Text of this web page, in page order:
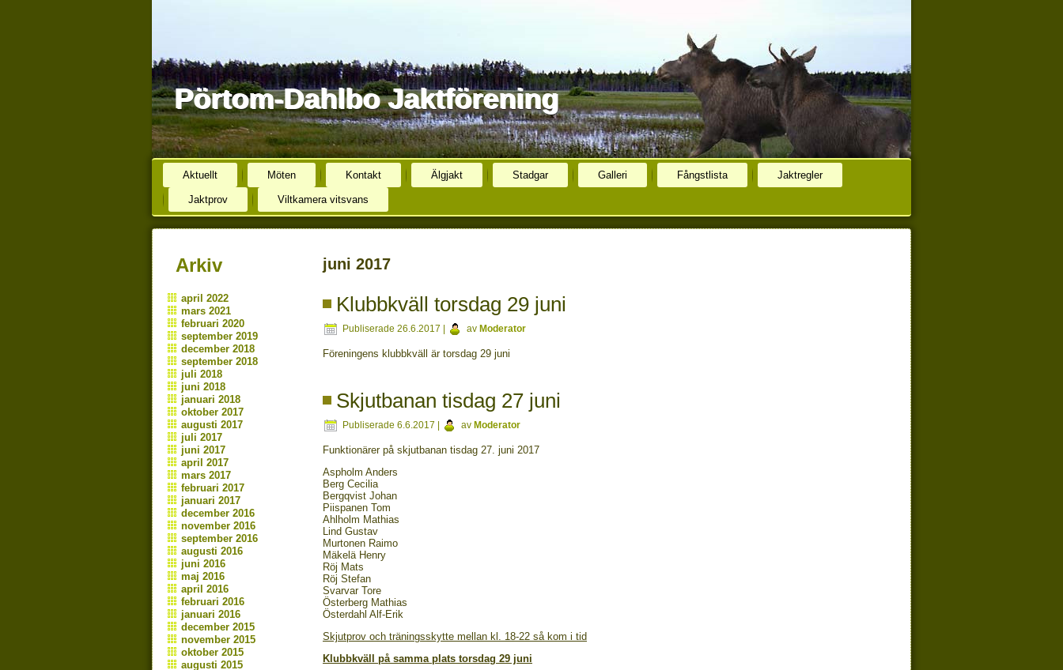
Pörtom-Dahlbo Jaktförening
Aktuellt Möten Kontakt Älgjakt Stadgar Galleri Fångstlista Jaktregler
Jaktprov Viltkamera vitsvans
Arkiv
april 2022
mars 2021
februari 2020
september 2019
december 2018
september 2018
juli 2018
juni 2018
januari 2018
oktober 2017
augusti 2017
juli 2017
juni 2017
april 2017
mars 2017
februari 2017
januari 2017
december 2016
november 2016
september 2016
augusti 2016
juni 2016
maj 2016
april 2016
februari 2016
januari 2016
december 2015
november 2015
oktober 2015
augusti 2015
juni 2017
Klubbkväll torsdag 29 juni
Publiserade 26.6.2017 av Moderator
Föreningens klubbkväll är torsdag 29 juni
Skjutbanan tisdag 27 juni
Publiserade 6.6.2017 av Moderator
Funktionärer på skjutbanan tisdag 27. juni 2017
Aspholm Anders
Berg Cecilia
Bergqvist Johan
Piispanen Tom
Ahlholm Mathias
Lind Gustav
Murtonen Raimo
Mäkelä Henry
Röj Mats
Röj Stefan
Svarvar Tore
Österberg Mathias
Österdahl Alf-Erik
Skjutprov och träningsskytte mellan kl. 18-22 så kom i tid
Klubbkväll på samma plats torsdag 29 juni